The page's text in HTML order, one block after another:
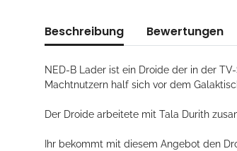
Beschreibung Bewertungen
NED-B Lader ist ein Droide der in der
Machtnutzern half sich vor dem
Der Droide arbeitete mit Tala Durith
Ihr bekommt mit diesem Angebot den